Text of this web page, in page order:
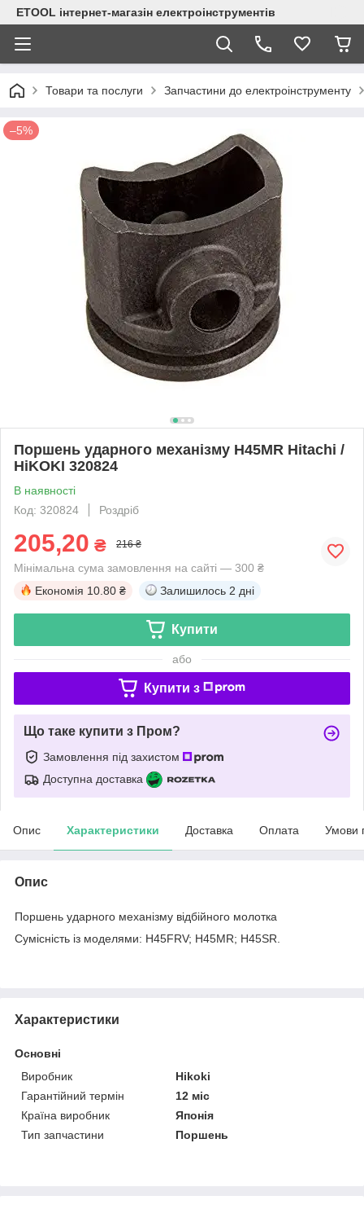
ETOOL інтернет-магазін електроінструментів
Товари та послуги Запчастини до електроінструменту
–5%
Поршень ударного механізму H45MR Hitachi /
HiKOKI 320824
В наявності
Код: 320824
Роздріб
205,20 ₴ 216 ₴
Мінімальна сума замовлення на сайті — 300 ₴
Економія 10.80 ₴ Залишилось 2 дні
Купити
або
Купити з
Що таке купити з Пром?
Замовлення під захистом
Доступна доставка
Опис Характеристики Доставка Оплата Умови
Опис
Поршень ударного механізму відбійного молотка
Сумісність із моделями: H45FRV; H45MR; H45SR.
Характеристики
Основні
Виробник
Hikoki
Гарантійний термін
12 міс
Країна виробник
Японія
Тип запчастини
Поршень